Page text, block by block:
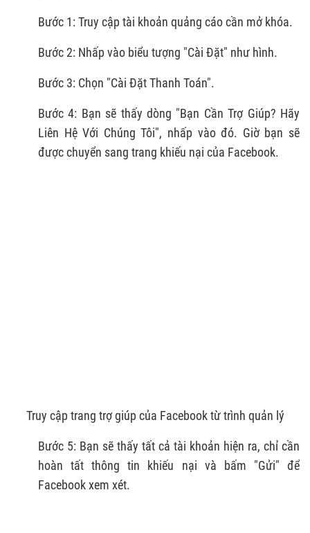
Bước 1: Truy cập tài khoản quảng cáo cần mở khóa.
Bước 2: Nhấp vào biểu tượng "Cài Đặt" như hình.
Bước 3: Chọn "Cài Đặt Thanh Toán".
Bước 4: Bạn sẽ thấy dòng "Bạn Cần Trợ Giúp? Hãy
Liên Hệ Với Chúng Tôi", nhấp vào đó. Giờ bạn sẽ
được chuyển sang trang khiếu nại của Facebook.
Truy cập trang trợ giúp của Facebook từ trình quản lý
Bước 5: Bạn sẽ thấy tất cả tài khoản hiện ra, chỉ cần
hoàn tất thông tin khiếu nại và bấm "Gửi" để
Facebook xem xét.